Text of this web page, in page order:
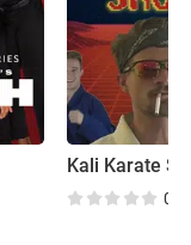
Kali Karate
0.0